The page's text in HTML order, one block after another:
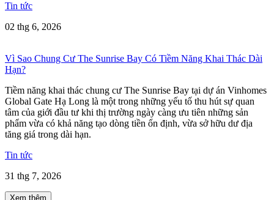
Tin tức
02 thg 6, 2026
Vì Sao Chung Cư The Sunrise Bay Có Tiềm Năng Khai Thác Dài
Hạn?
Tiềm năng khai thác chung cư The Sunrise Bay tại dự án Vinhomes
Global Gate Hạ Long là một trong những yếu tố thu hút sự quan
tâm của giới đầu tư khi thị trường ngày càng ưu tiên những sản
phẩm vừa có khả năng tạo dòng tiền ổn định, vừa sở hữu dư địa
tăng giá trong dài hạn.
Tin tức
31 thg 7, 2026
Xem thêm